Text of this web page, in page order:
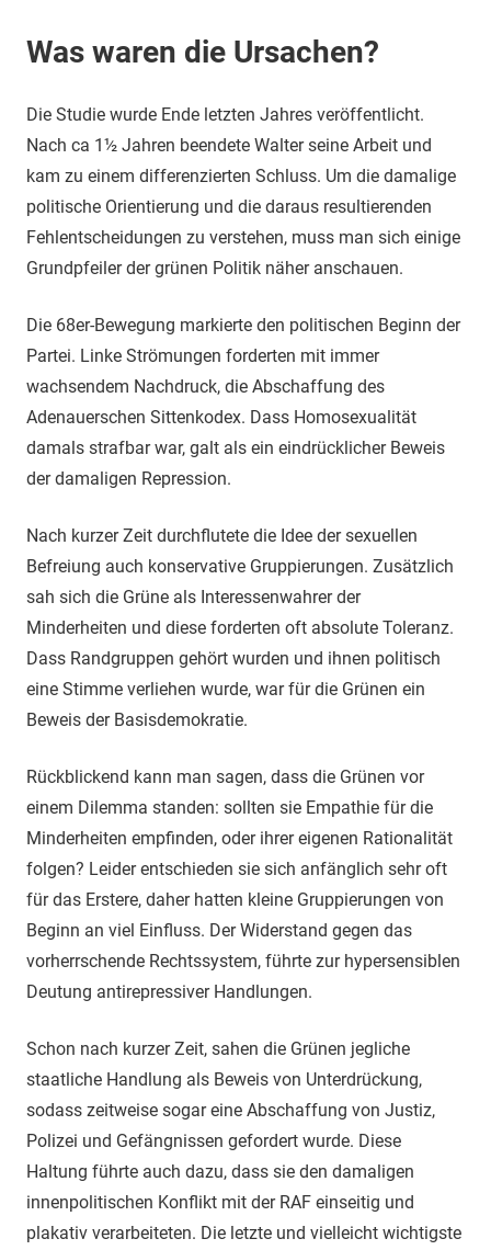
Was waren die Ursachen?
Die Studie wurde Ende letzten Jahres veröffentlicht.
Nach ca 1½ Jahren beendete Walter seine Arbeit und
kam zu einem differenzierten Schluss. Um die damalige
politische Orientierung und die daraus resultierenden
Fehlentscheidungen zu verstehen, muss man sich einige
Grundpfeiler der grünen Politik näher anschauen.
Die 68er-Bewegung markierte den politischen Beginn der
Partei. Linke Strömungen forderten mit immer
wachsendem Nachdruck, die Abschaffung des
Adenauerschen Sittenkodex. Dass Homosexualität
damals strafbar war, galt als ein eindrücklicher Beweis
der damaligen Repression.
Nach kurzer Zeit durchflutete die Idee der sexuellen
Befreiung auch konservative Gruppierungen. Zusätzlich
sah sich die Grüne als Interessenwahrer der
Minderheiten und diese forderten oft absolute Toleranz.
Dass Randgruppen gehört wurden und ihnen politisch
eine Stimme verliehen wurde, war für die Grünen ein
Beweis der Basisdemokratie.
Rückblickend kann man sagen, dass die Grünen vor
einem Dilemma standen: sollten sie Empathie für die
Minderheiten empfinden, oder ihrer eigenen Rationalität
folgen? Leider entschieden sie sich anfänglich sehr oft
für das Erstere, daher hatten kleine Gruppierungen von
Beginn an viel Einfluss. Der Widerstand gegen das
vorherrschende Rechtssystem, führte zur hypersensiblen
Deutung antirepressiver Handlungen.
Schon nach kurzer Zeit, sahen die Grünen jegliche
staatliche Handlung als Beweis von Unterdrückung,
sodass zeitweise sogar eine Abschaffung von Justiz,
Polizei und Gefängnissen gefordert wurde. Diese
Haltung führte auch dazu, dass sie den damaligen
innenpolitischen Konflikt mit der RAF einseitig und
plakativ verarbeiteten. Die letzte und vielleicht wichtigste